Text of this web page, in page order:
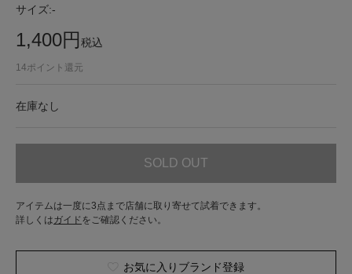
サイズ:-
1,400円税込
14ポイント還元
在庫なし
SOLD OUT
アイテムは一度に3点まで店舗に取り寄せて試着できます。
詳しくはガイド をご確認ください。
お気に入りブランド登録